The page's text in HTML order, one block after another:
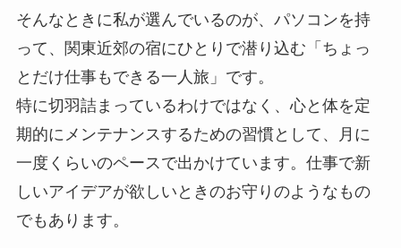
そんなときに私が選んでいるのが、パソコンを持
って、関東近郊の宿にひとりで潜り込む「ちょっ
とだけ仕事もできる一人旅」です。
特に切羽詰まっているわけではなく、心と体を定
期的にメンテナンスするための習慣として、月に
一度くらいのペースで出かけています。仕事で新
しいアイデアが欲しいときのお守りのようなもの
でもあります。